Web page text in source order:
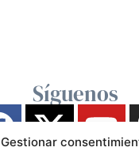
Gestionar
Síguenos